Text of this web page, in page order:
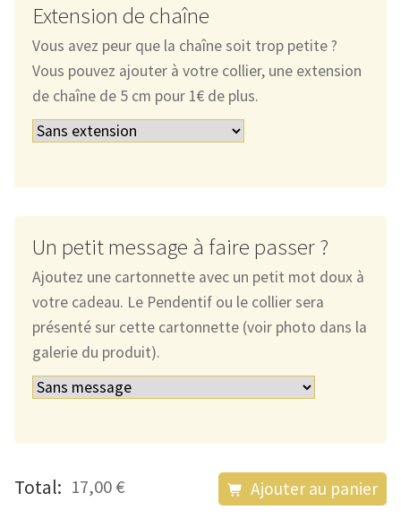
Extension de chaîne
Vous avez peur que la chaîne soit trop petite ?
Vous pouvez ajouter à votre collier, une extension
de chaîne de 5 cm pour 1€ de plus.
Un petit message à faire passer ?
Ajoutez une cartonnette avec un petit mot doux à
votre cadeau. Le Pendentif ou le collier sera
présenté sur cette cartonnette (voir photo dans la
galerie du produit).
Total: 17,00 € Ajouter au panier